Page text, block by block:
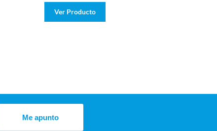
Ver Producto
Me apunto